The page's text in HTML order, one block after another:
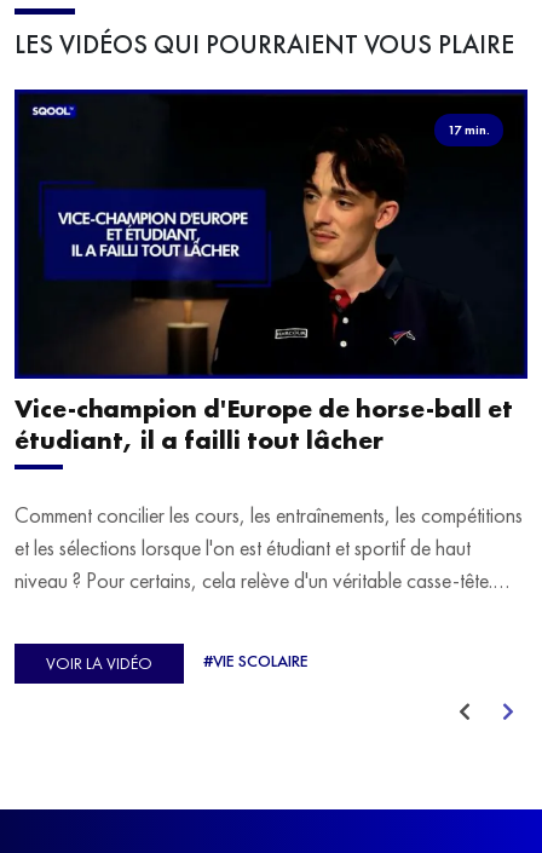
LES VIDÉOS QUI POURRAIENT VOUS PLAIRE
17 min.
Vice-champion d'Europe de horse-ball et
étudiant, il a failli tout lâcher
Comment concilier les cours, les entraînements, les compétitions
et les sélections lorsque l'on est étudiant et sportif de haut
niveau ? Pour certains, cela relève d'un véritable casse-tête.
d'Europe de Horse-ball, qui a failli abandonner ses études
avant de trouver un nouvel équilibre.
VOIR LA VIDÉO #VIE SCOLAIRE